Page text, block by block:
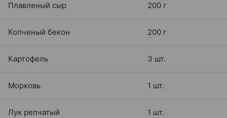
Плавленый сыр 200 г
Копченый бекон 200 г
Картофель 3 шт.
Морковь 1 шт.
Лук репчатый 1 шт.